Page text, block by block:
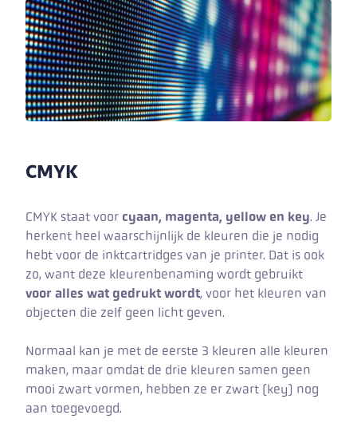
CMYK
CMYK staat voor cyaan, magenta, yellow en key. Je
herkent heel waarschijnlijk de kleuren die je nodig
hebt voor de inktcartridges van je printer. Dat is ook
zo, want deze kleurenbenaming wordt gebruikt
voor alles wat gedrukt wordt, voor het kleuren van
objecten die zelf geen licht geven.
Normaal kan je met de eerste 3 kleuren alle kleuren
maken, maar omdat de drie kleuren samen geen
mooi zwart vormen, hebben ze er zwart (key) nog
aan toegevoegd.